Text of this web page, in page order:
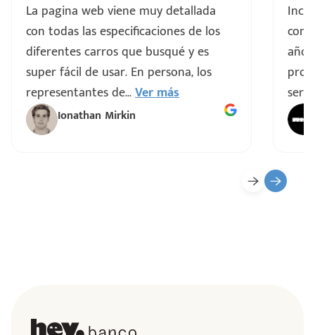
La pagina web viene muy detallada
con todas las especificaciones de los
diferentes carros que busqué y es
super fácil de usar. En persona, los
representantes de...Ver más
Ionathan Mirkin